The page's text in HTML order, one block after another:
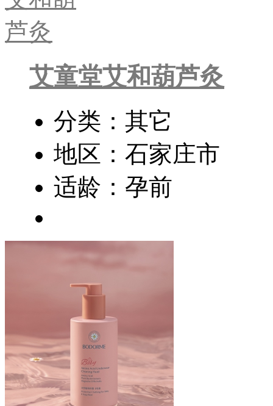
艾童堂艾和葫芦灸
分类：其它
地区：石家庄市
适龄：孕前